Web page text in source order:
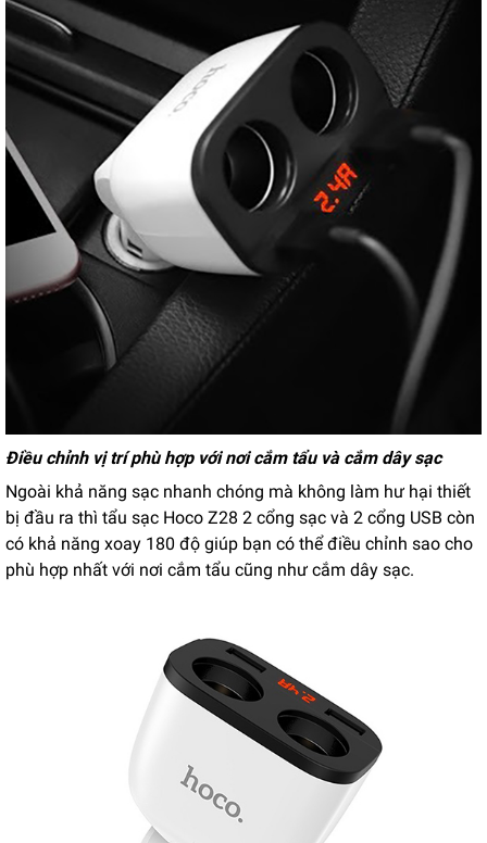
Điều chỉnh vị trí phù hợp với nơi cắm tẩu và cắm dây sạc
Ngoài khả năng sạc nhanh chóng mà không làm hư hại thiết
bị đầu ra thì tẩu sạc Hoco Z28 2 cổng sạc và 2 cổng USB còn
có khả năng xoay 180 độ giúp bạn có thể điều chỉnh sao cho
phù hợp nhất với nơi cắm tẩu cũng như cắm dây sạc.